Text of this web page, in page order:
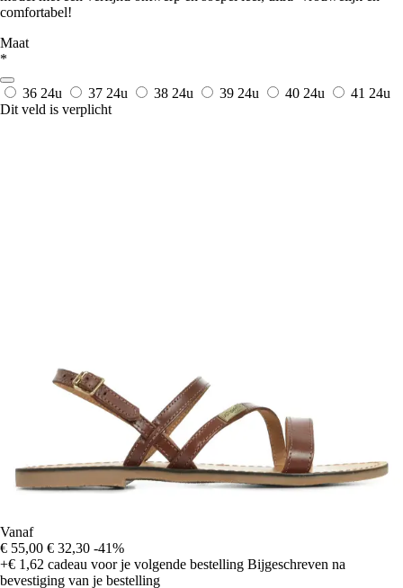
comfortabel!
Maat
*
36 24u 37 24u 38 24u 39 24u 40 24u 41 24u
Dit veld is verplicht
Vanaf
€ 55,00 € 32,30 -41%
+€ 1,62 cadeau voor je volgende bestelling Bijgeschreven na
bevestiging van je bestelling